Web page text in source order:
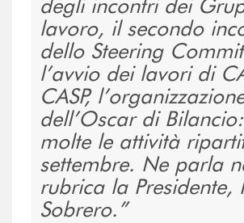
lavoro, il secondo
dello Steering
l’avvio dei lavori di
CASP,
dell’Oscar di
molte le attività
settembre. Ne parla
rubrica la Presidente,
Sobrero.